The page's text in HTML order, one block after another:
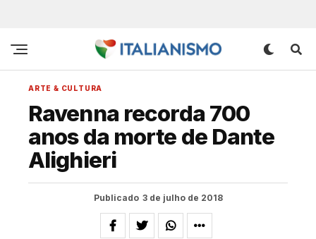
ARTE & CULTURA
Ravenna recorda 700
anos da morte de Dante
Alighieri
Publicado 3 de julho de 2018